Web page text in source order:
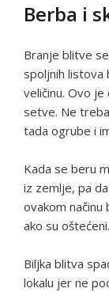
Berba i
Branje blitve
spoljnih listova
veličinu. Ovo
setve. Ne
tada ogrube i
Kada se beru
iz zemlje, pa
ovakom
ako su oštećeni.
Biljka blitva
lokalu jer ne